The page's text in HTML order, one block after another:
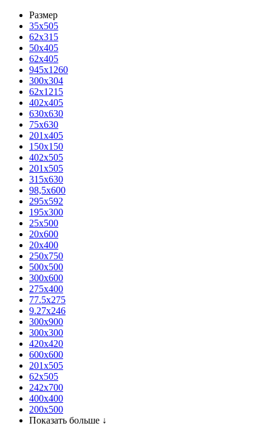
Размер
35х505
62x315
50x405
62х405
945x1260
300x304
62x1215
402x405
630x630
75x630
201x405
150x150
402x505
201x505
315x630
98,5х600
295x592
195х300
25x500
20х600
20х400
250x750
500x500
300x600
275x400
77.5х275
9.27x246
300x900
300x300
420х420
600х600
201х505
62х505
242х700
400х400
200х500
Показать больше ↓